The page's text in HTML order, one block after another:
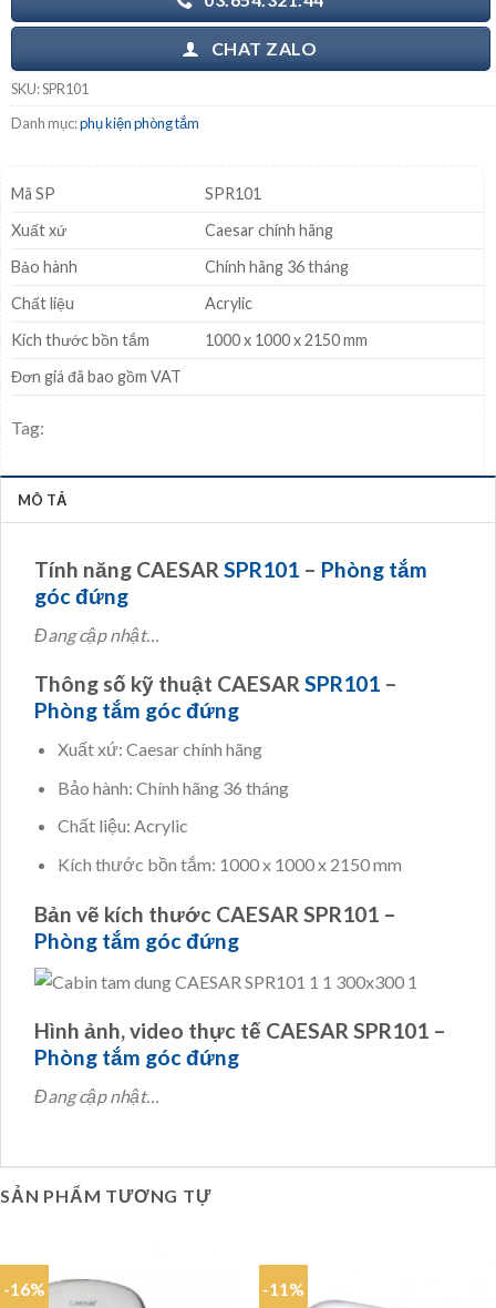
CHAT ZALO
SKU:SPR101
Danh mục:phụ kiện phòng tắm
Mã SP
SPR101
Xuất xứ
Caesar chính hãng
Bảo hành
Chính hãng 36 tháng
Chất liệu
Acrylic
Kích thước bồn tắm
1000 x 1000 x 2150 mm
Đơn giá đã bao gồm VAT
Tag:
MÔ TẢ
Tính năng CAESAR SPR101 – Phòng tắm
góc đứng
Đang cập nhật…
Thông số kỹ thuật CAESAR SPR101 –
Phòng tắm góc đứng
Xuất xứ: Caesar chính hãng
Bảo hành: Chính hãng 36 tháng
Chất liệu: Acrylic
Kích thước bồn tắm: 1000 x 1000 x 2150 mm
Bản vẽ kích thước CAESAR SPR101 –
Phòng tắm góc đứng
Hình ảnh, video thực tế CAESAR SPR101 –
Phòng tắm góc đứng
Đang cập nhật…
SẢN PHẨM TƯƠNG TỰ
-16% -11%